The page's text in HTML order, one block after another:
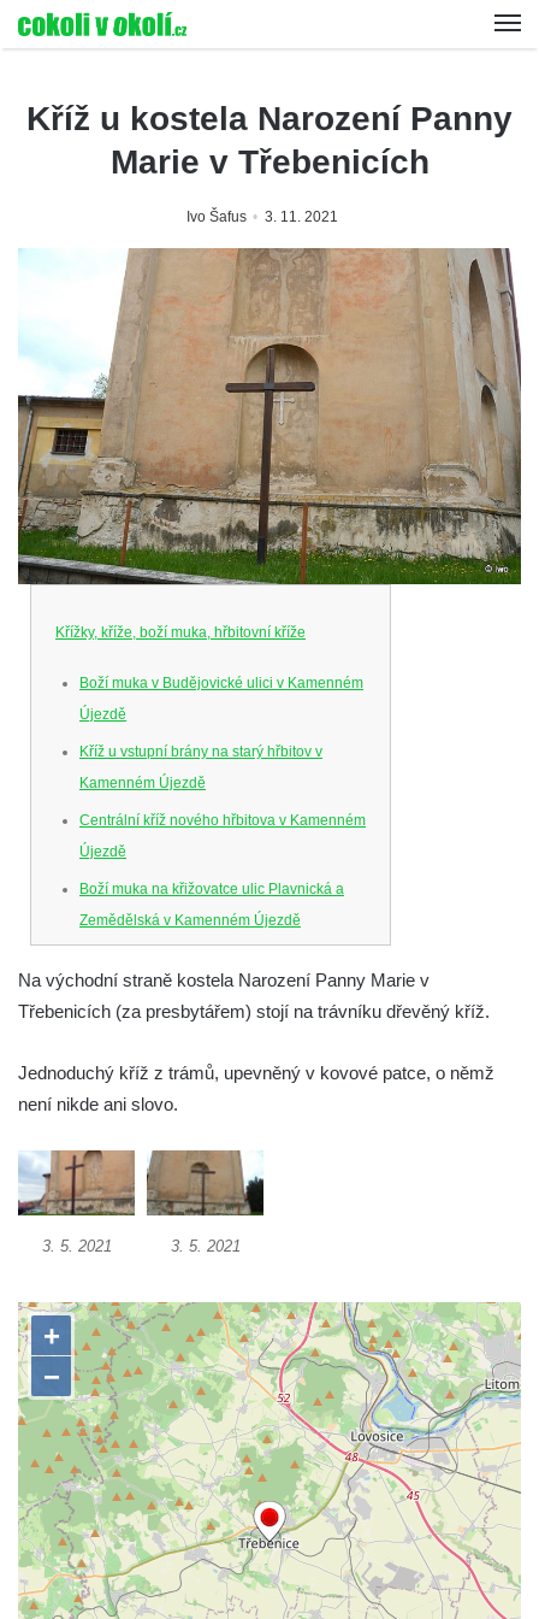
Kříž u kostela Narození Panny
Marie v Třebenicích
Ivo Šafus 3. 11. 2021
Křížky, kříže, boží muka, hřbitovní kříže
Boží muka v Budějovické ulici v Kamenném
Újezdě
Kříž u vstupní brány na starý hřbitov v
Kamenném Újezdě
Centrální kříž nového hřbitova v Kamenném
Újezdě
Boží muka na křižovatce ulic Plavnická a
Zemědělská v Kamenném Újezdě
v Kamenném Újezdě
Kříž na křižovatce ulic 5. května a Dělnická
Kříž v Dělnické ulici v Kamenném Újezdě
Malší ve Velešíně
Centrální kříž hřbitova ve Velešíně
Kříž u kostela svatého Václava ve Velešíně
Kříž na zahradě domu čp. 127 v Římově
Kříž u fary v Římově
Kříž u lípy Jana Gurreho v Římově
Boží muka u hřbitova v Římově
Centrální kříž hřbitova v Římově
Kříž na návsi v Dolním Třeboníně
Kříž poblíž domu čp. 169 v Plavu
Kříž na návsi v Plavu
Boží muka v Plavu
Na východní straně kostela Narození Panny Marie v
Třebenicích (za presbytářem) stojí na trávníku dřevěný kříž.
Jednoduchý kříž z trámů, upevněný v kovové patce, o němž
není nikde ani slovo.
3. 5. 2021 3. 5. 2021